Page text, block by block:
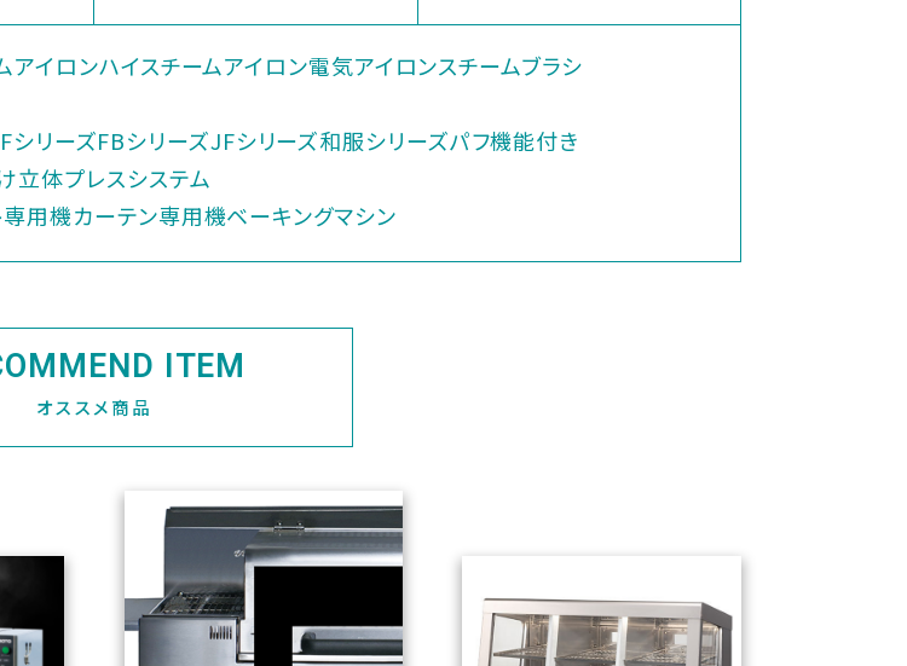
アイロンハイスチームアイロン電気アイロンスチームブラシ
シリーズFBシリーズJFシリーズ和服シリーズパフ機能付き
立体プレスシステム
専用機カーテン専用機ベーキングマシン
ITEM
オススメ商品